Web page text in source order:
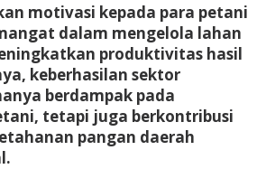
motivasi kepada para petani
dalam mengelola lahan
produktivitas hasil
keberhasilan sektor
berdampak pada
tetapi juga berkontribusi
pangan daerah